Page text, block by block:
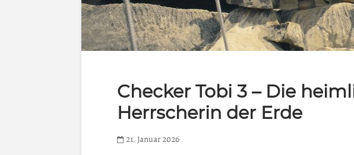
Checker Tobi 3 – Die
Herrscherin der Erde
21. Januar 2026